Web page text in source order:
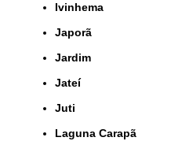
Ivinhema
Japorã
Jardim
Jateí
Juti
Laguna Carapã